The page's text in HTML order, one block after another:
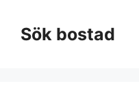
innehållSök bostad